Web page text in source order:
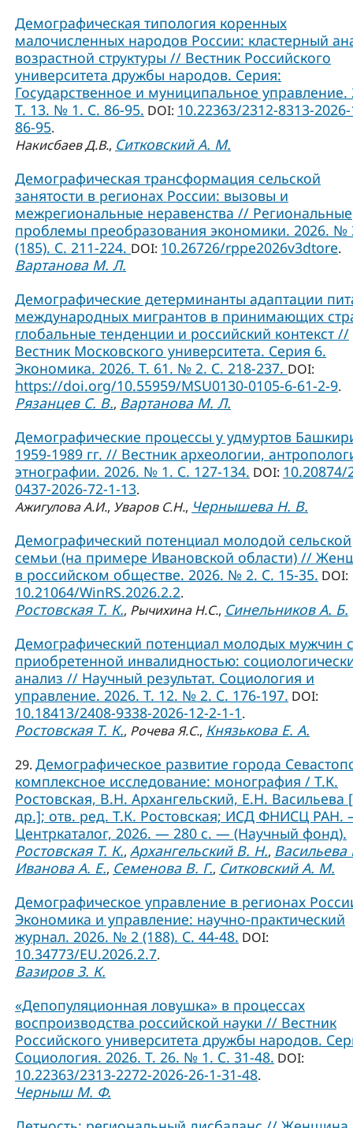
Демографическая типология коренных
малочисленных народов России: кластерный
возрастной структуры // Вестник Российского
университета дружбы народов. Серия:
Государственное и муниципальное управление.
Т. 13. № 1. C. 86-95. DOI: 10.22363/2312-8313-
86-95.
Накисбаев Д.В., Ситковский А. М.
Демографическая трансформация сельской
занятости в регионах России: вызовы и
межрегиональные неравенства // Региональные
проблемы преобразования экономики. 2026. №
(185). С. 211-224. DOI: 10.26726/rppe2026v3dtore.
Вартанова М. Л.
Демографические детерминанты адаптации
международных мигрантов в принимающих
глобальные тенденции и российский контекст //
Вестник Московского университета. Серия 6.
Экономика. 2026. Т. 61. № 2. С. 218-237. DOI:
https://doi.org/10.55959/MSU0130-0105-6-61-2-9.
Рязанцев С. В., Вартанова М. Л.
Демографические процессы у удмуртов
1959-1989 гг. // Вестник археологии,
этнографии. 2026. № 1. С. 127-134. DOI: 10.20874/
0437-2026-72-1-13.
Ажигулова А.И., Уваров С.Н., Чернышева Н. В.
Демографический потенциал молодой сельской
семьи (на примере Ивановской области) //
в российском обществе. 2026. № 2. С. 15-35. DOI:
10.21064/WinRS.2026.2.2.
Ростовская Т. К., Рычихина Н.С., Синельников А. Б.
Демографический потенциал молодых мужчин с
приобретенной инвалидностью:
анализ // Научный результат. Социология и
управление. 2026. Т. 12. № 2. С. 176-197. DOI:
10.18413/2408-9338-2026-12-2-1-1.
Ростовская Т. К., Рочева Я.С., Князькова Е. А.
29. Демографическое развитие города
комплексное исследование: монография / Т.К.
Ростовская, В.Н. Архангельский, Е.Н. Васильева
др.]; отв. ред. Т.К. Ростовская; ИСД ФНИСЦ
Центркаталог, 2026. — 280 с. — (Научный фонд).
Ростовская Т. К., Архангельский В. Н., Васильева
Иванова А. Е., Семенова В. Г., Ситковский А. М.
Демографическое управление в регионах
Экономика и управление: научно-практический
журнал. 2026. № 2 (188). С. 44-48. DOI:
10.34773/EU.2026.2.7.
Вазиров З. К.
«Депопуляционная ловушка» в процессах
воспроизводства российской науки // Вестник
Российского университета дружбы народов.
Социология. 2026. Т. 26. № 1. C. 31-48. DOI:
10.22363/2313-2272-2026-26-1-31-48.
Черныш М. Ф.